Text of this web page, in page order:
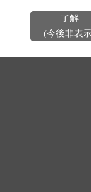
了解
(今後非表